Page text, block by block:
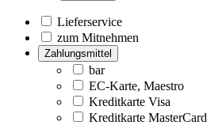
Lieferservice
zum Mitnehmen
Zahlungsmittel
bar
EC-Karte, Maestro
Kreditkarte Visa
Kreditkarte MasterCard